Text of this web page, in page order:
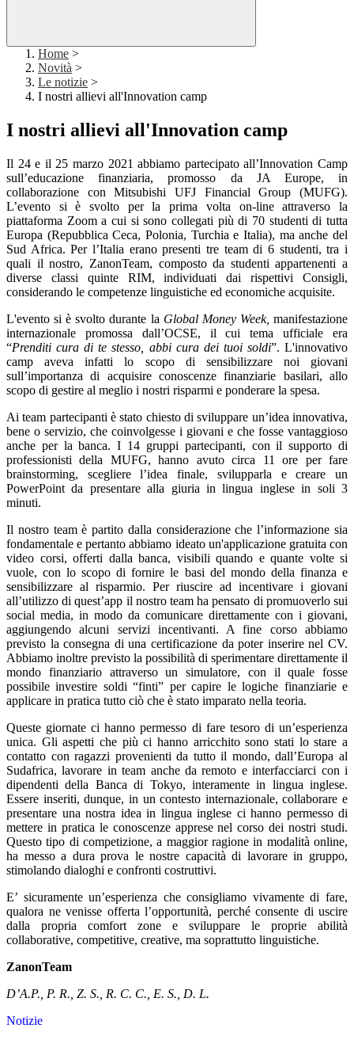
Home >
Novità >
Le notizie >
I nostri allievi all'Innovation camp
I nostri allievi all'Innovation camp
Il 24 e il 25 marzo 2021 abbiamo partecipato all’Innovation Camp
sull’educazione finanziaria, promosso da JA Europe, in
collaborazione con Mitsubishi UFJ Financial Group (MUFG).
L’evento si è svolto per la prima volta on-line attraverso la
piattaforma Zoom a cui si sono collegati più di 70 studenti di tutta
Europa (Repubblica Ceca, Polonia, Turchia e Italia), ma anche del
Sud Africa. Per l’Italia erano presenti tre team di 6 studenti, tra i
quali il nostro, ZanonTeam, composto da studenti appartenenti a
diverse classi quinte RIM, individuati dai rispettivi Consigli,
considerando le competenze linguistiche ed economiche acquisite.
L'evento si è svolto durante la Global Money Week,manifestazione
internazionale promossa dall’OCSE, il cui tema ufficiale era
“Prenditi cura di te stesso, abbi cura dei tuoi soldi”. L'innovativo
camp aveva infatti lo scopo di sensibilizzare noi giovani
sull’importanza di acquisire conoscenze finanziarie basilari, allo
scopo di gestire al meglio i nostri risparmi e ponderare la spesa.
Ai team partecipanti è stato chiesto di sviluppare un’idea innovativa,
bene o servizio, che coinvolgesse i giovani e che fosse vantaggioso
anche per la banca. I 14 gruppi partecipanti, con il supporto di
professionisti della MUFG, hanno avuto circa 11 ore per fare
brainstorming, scegliere l’idea finale, svilupparla e creare un
PowerPoint da presentare alla giuria in lingua inglese in soli 3
minuti.
Il nostro team è partito dalla considerazione che l’informazione sia
fondamentale e pertanto abbiamo ideato un'applicazione gratuita con
video corsi, offerti dalla banca, visibili quando e quante volte si
vuole, con lo scopo di fornire le basi del mondo della finanza e
sensibilizzare al risparmio. Per riuscire ad incentivare i giovani
all’utilizzo di quest’app il nostro team ha pensato di promuoverlo sui
social media, in modo da comunicare direttamente con i giovani,
aggiungendo alcuni servizi incentivanti. A fine corso abbiamo
previsto la consegna di una certificazione da poter inserire nel CV.
Abbiamo inoltre previsto la possibilità di sperimentare direttamente il
mondo finanziario attraverso un simulatore, con il quale fosse
possibile investire soldi “finti” per capire le logiche finanziarie e
applicare in pratica tutto ciò che è stato imparato nella teoria.
Queste giornate ci hanno permesso di fare tesoro di un’esperienza
unica. Gli aspetti che più ci hanno arricchito sono stati lo stare a
contatto con ragazzi provenienti da tutto il mondo, dall’Europa al
Sudafrica, lavorare in team anche da remoto e interfacciarci con i
dipendenti della Banca di Tokyo, interamente in lingua inglese.
Essere inseriti, dunque, in un contesto internazionale, collaborare e
presentare una nostra idea in lingua inglese ci hanno permesso di
mettere in pratica le conoscenze apprese nel corso dei nostri studi.
Questo tipo di competizione, a maggior ragione in modalità online,
ha messo a dura prova le nostre capacità di lavorare in gruppo,
stimolando dialoghi e confronti costruttivi.
E’ sicuramente un’esperienza che consigliamo vivamente di fare,
qualora ne venisse offerta l’opportunità, perché consente di uscire
dalla propria comfort zone e sviluppare le proprie abilità
collaborative, competitive, creative, ma soprattutto linguistiche.
ZanonTeam
D’A.P., P. R., Z. S., R. C. C., E. S., D. L.
Notizie